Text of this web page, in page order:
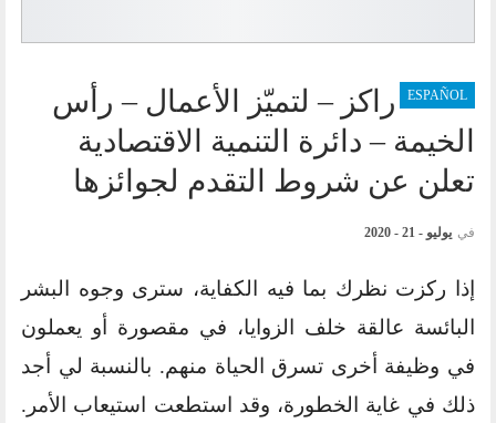
ESPAÑOL
راكز – لتميّز الأعمال – رأس
الخيمة – دائرة التنمية الاقتصادية
تعلن عن شروط التقدم لجوائزها
في يوليو - 21 - 2020
إذا ركزت نظرك بما فيه الكفاية، سترى وجوه البشر
البائسة عالقة خلف الزوايا، في مقصورة أو يعملون
في وظيفة أخرى تسرق الحياة منهم. بالنسبة لي أجد
ذلك في غاية الخطورة، وقد استطعت استيعاب الأمر.